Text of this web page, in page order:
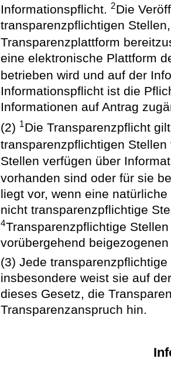
Informationspflicht.2Die
transparenzpflichtigen
Transparenzplattform
eine elektronische Plattform
betrieben wird und auf der
Informationspflicht ist die
Informationen auf Antrag
(2) 1Die Transparenzpflicht
transparenzpflichtigen
Stellen verfügen über
vorhanden sind oder für sie
liegt vor, wenn eine
nicht transparenzpflichtige
4Transparenzpflichtige
vorübergehend
(3) Jede
insbesondere weist sie auf
dieses Gesetz, die
Transparenzanspruch hin.